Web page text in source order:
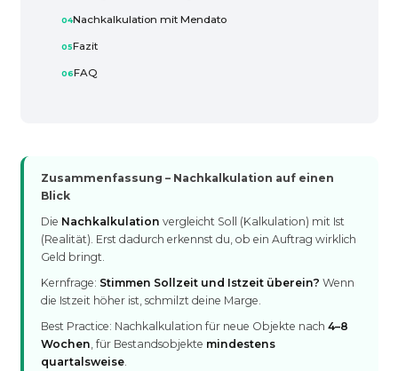
Nachkalkulation mit Mendato
Fazit
FAQ
Zusammenfassung – Nachkalkulation auf einen
Blick
Die Nachkalkulation vergleicht Soll (Kalkulation) mit Ist
(Realität). Erst dadurch erkennst du, ob ein Auftrag wirklich
Geld bringt.
Kernfrage: Stimmen Sollzeit und Istzeit überein? Wenn
die Istzeit höher ist, schmilzt deine Marge.
Best Practice: Nachkalkulation für neue Objekte nach 4–8
Wochen, für Bestandsobjekte mindestens
quartalsweise.